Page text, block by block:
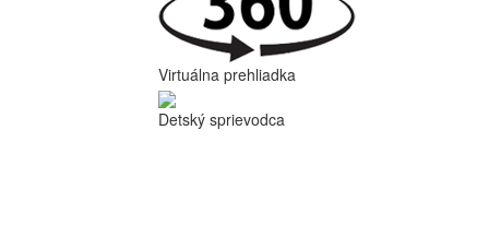
Virtuálna prehliadka
Detský sprievodca